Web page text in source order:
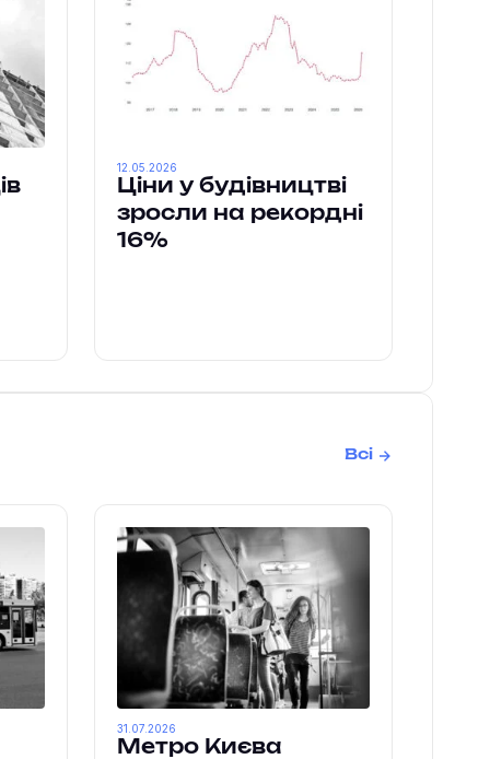
Ціни у будівництві
зросли на рекордні
16%
12.05.2026
Всі
Метро Києва
31.07.2026